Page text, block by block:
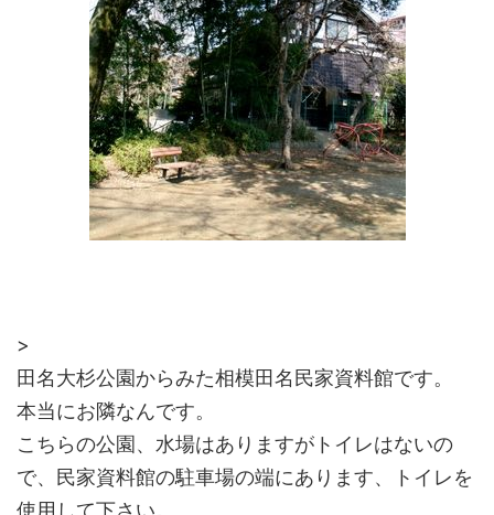
>
田名大杉公園からみた相模田名民家資料館です。
本当にお隣なんです。
こちらの公園、水場はありますがトイレはないの
で、民家資料館の駐車場の端にあります、トイレを
使用して下さい。